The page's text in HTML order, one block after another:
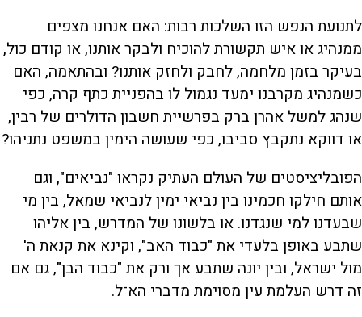
לתנועת הנפש הזו השלכות רבות: האם אנחנו מצפים
ממנהיג או איש תקשורת להוכיח ולבקר אותנו, או קודם כול,
בעיקר בזמן מלחמה, לחבק ולחזק אותנו? ובהתאמה, האם
כשמנהיג מקרבנו ימעד נגמול לו בהפניית כתף קרה, כפי
שנהג למשל אהרן ברק בפרשיית חשבון הדולרים של רבין,
או דווקא נתקבץ סביבו, כפי שעושה הימין במשפט נתניהו?
הפובליציסטים של העולם העתיק נקראו "נביאים", וגם
אותם חילקו חכמינו בין נביאי ימין לנביאי שמאל, בין מי
שבעדנו למי שנגדנו. או בלשונו של המדרש, בין אליהו
שתבע באופן בלעדי את "כבוד האב", וקינא את קנאת ה'
מול ישראל, ובין יונה שתבע אך ורק את "כבוד הבן", גם אם
זה דרש העלמת עין מסוימת מדברי הא־ל.